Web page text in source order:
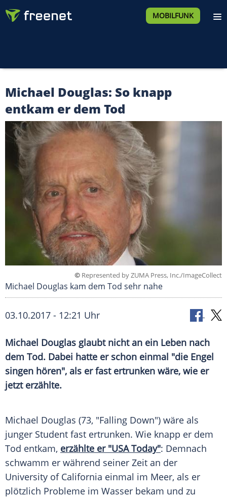
MOBILFUNK
Michael Douglas: So knapp
entkam er dem Tod
© Represented by ZUMA Press, Inc./ImageCollect
Michael Douglas kam dem Tod sehr nahe
03.10.2017 - 12:21 Uhr
Michael Douglas glaubt nicht an ein Leben nach
dem Tod. Dabei hatte er schon einmal "die Engel
singen hören", als er fast ertrunken wäre, wie er
jetzt erzählte.
Michael Douglas (73, "Falling Down") wäre als
junger Student fast ertrunken. Wie knapp er dem
Tod entkam, erzählte er "USA Today": Demnach
schwamm er während seiner Zeit an der
University of California einmal im Meer, als er
plötzlich Probleme im Wasser bekam und zu